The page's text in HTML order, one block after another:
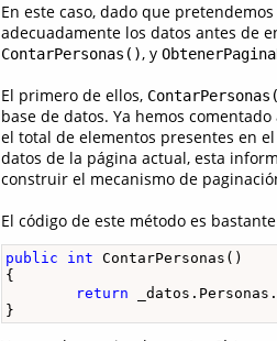
En este caso, dado que
adecuadamente los datos antes de
ContarPersonas(), y
El primero de ellos,
base de datos. Ya hemos
el total de elementos presentes en
datos de la página actual, esta
construir el mecanismo de
El código de este método es
public int ContarPersonas()
{
return
}